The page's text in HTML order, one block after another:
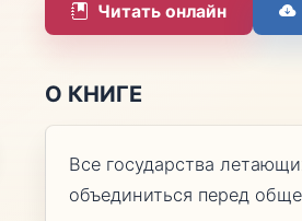
Читать онлайн
О КНИГЕ
Все государства
объединиться перед